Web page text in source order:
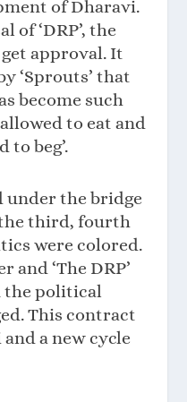
of Dharavi.
of ‘DRP’, the
get approval. It
‘Sprouts’ that
become such
to eat and
to beg’.
under the bridge
third, fourth
were colored.
and ‘The DRP’
the political
This contract
a new cycle